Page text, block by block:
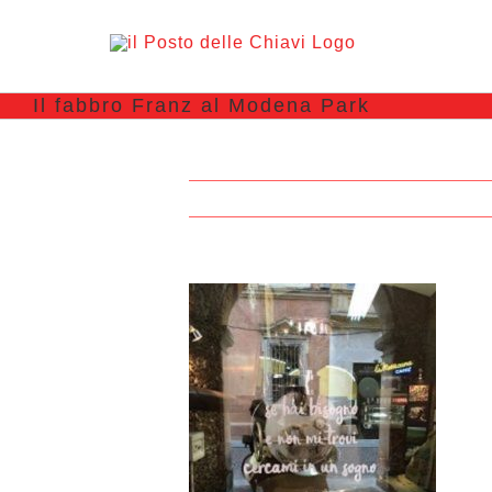
Il fabbro Franz al Modena Park